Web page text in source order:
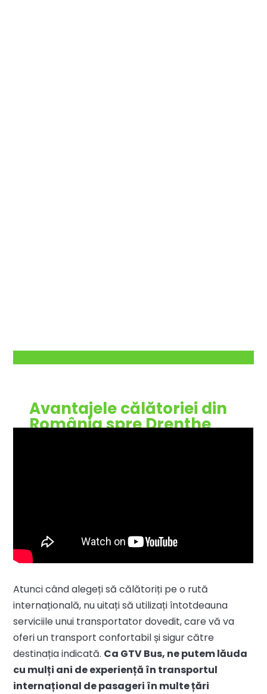
Avantajele călătoriei din
România spre Drenthe
Atunci când alegeți să călătoriți pe o rută
internațională, nu uitați să utilizați întotdeauna
serviciile unui transportator dovedit, care vă va
oferi un transport confortabil și sigur către
destinația indicată. Ca GTV Bus, ne putem lăuda
cu mulți ani de experiență în transportul
internațional de pasageri în multe țări